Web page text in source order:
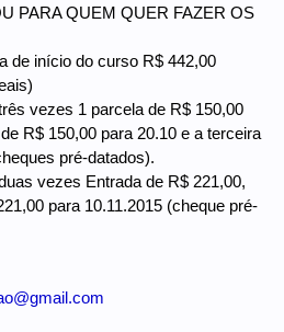
PARA QUEM QUER FAZER OS
de início do curso R$ 442,00
vezes 1 parcela de R$ 150,00
R$ 150,00 para 20.10 e a terceira
pré-datados).
vezes Entrada de R$ 221,00,
para 10.11.2015 (cheque pré-